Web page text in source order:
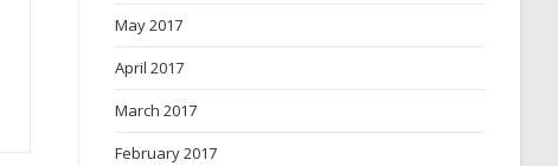
May 2017
April 2017
March 2017
February 2017